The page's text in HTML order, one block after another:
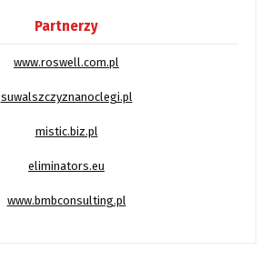
Partnerzy
www.roswell.com.pl
suwalszczyznanoclegi.pl
mistic.biz.pl
eliminators.eu
www.bmbconsulting.pl